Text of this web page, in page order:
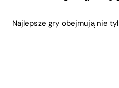
Najlepsze gry obejmują nie